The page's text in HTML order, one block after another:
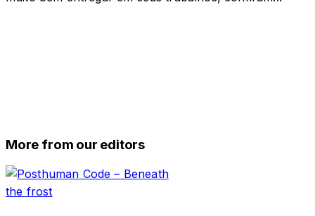
More from our editors